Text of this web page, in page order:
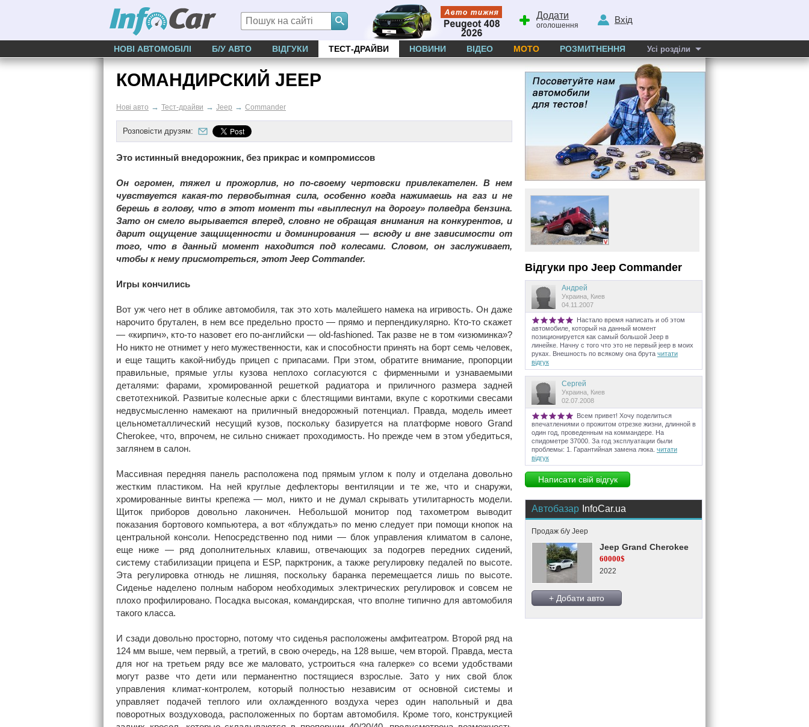
Додати
оголошення
Вхід
НОВІ АВТОМОБІЛІ Б/У АВТО ВІДГУКИ ТЕСТ-ДРАЙВИ НОВИНИ ВІДЕО МОТО РОЗМИТНЕННЯ Усі розділи
КОМАНДИРСКИЙ JEEP
Нові авто → Тест-драйви → Jeep → Commander
Розповісти друзям:
Это истинный внедорожник, без прикрас и компромиссов
Он огромен, тяжел и прожорлив, но по-своему чертовски привлекателен. В нем
чувствуется какая-то первобытная сила, особенно когда нажимаешь на газ и не
берешь в голову, что в этот момент ты «выплеснул на дорогу» полведра бензина.
Зато он смело вырывается вперед, словно не обращая внимания на конкурентов, и
дарит ощущение защищенности и доминирования — всюду и вне зависимости от
того, что в данный момент находится под колесами. Словом, он заслуживает,
чтобы к нему присмотреться, этот Jeep Commander.
Игры кончились
Вот уж чего нет в облике автомобиля, так это хоть малейшего намека на игривость. Он даже
нарочито брутален, в нем все предельно просто — прямо и перпендикулярно. Кто-то скажет
— «кирпич», кто-то назовет его по-английски — old-fashioned. Так разве не в том «изюминка»?
Но никто не отнимет у него мужественности, как и способности принять на борт семь человек,
и еще тащить какой-нибудь прицеп с припасами. При этом, обратите внимание, пропорции
правильные, прямые углы кузова неплохо согласуются с фирменными и узнаваемыми
деталями: фарами, хромированной решеткой радиатора и приличного размера задней
светотехникой. Развитые колесные арки с блестящими винтами, вкупе с короткими свесами
недвусмысленно намекают на приличный внедорожный потенциал. Правда, модель имеет
цельнометаллический несущий кузов, поскольку базируется на платформе нового Grand
Cherokee, что, впрочем, не сильно снижает проходимость. Но прежде чем в этом убедиться,
заглянем в салон.
Массивная передняя панель расположена под прямым углом к полу и отделана довольно
жестким пластиком. На ней круглые дефлекторы вентиляции и те же, что и снаружи,
хромированные винты крепежа — мол, никто и не думал скрывать утилитарность модели.
Щиток приборов довольно лаконичен. Небольшой монитор под тахометром выводит
показания бортового компьютера, а вот «блуждать» по меню следует при помощи кнопок на
центральной консоли. Непосредственно под ними — блок управления климатом в салоне,
еще ниже — ряд дополнительных клавиш, отвечающих за подогрев передних сидений,
систему стабилизации прицепа и ESP, парктроник, а также регулировку педалей по высоте.
Эта регулировка отнюдь не лишняя, поскольку баранка перемещается лишь по высоте.
Сиденье наделено полным набором необходимых электрических регулировок и совсем не
плохо профилировано. Посадка высокая, командирская, что вполне типично для автомобиля
такого класса.
И сзади довольно просторно, потому что сиденья расположены амфитеатром. Второй ряд на
124 мм выше, чем первый, а третий, в свою очередь, на 128 выше, чем второй. Правда, места
для ног на третьем ряду все же маловато, устроиться «на галерке» со всеми удобствами
могут разве что дети или перманентно постящиеся взрослые. Зато у них свой блок
управления климат-контролем, который полностью независим от основной системы и
управляет подачей теплого или охлажденного воздуха через один напольный и два
поворотных воздуховода, расположенных по бортам автомобиля. Кроме того, конструкцией
Відгуки про Jeep Commander
Андрей
Украина, Киев
04.11.2007
Настало время написать и об этом
автомобиле, который на данный момент
позиционируется как самый большой Jeep в
линейке. Начну с того что это не первый jeep в моих
руках. Внешность по всякому она брута читати
відгук
Сергей
Украина, Киев
02.07.2008
Всем привет! Хочу поделиться
впечатлениями о прожитом отрезке жизни, длинной в
один год, проведенным на коммандере. На
спидометре 37000. За год эксплуатации были
проблемы: 1. Гарантийная замена люка. читати
відгук
Написати свій відгук
Автобазар InfoCar.ua
Продаж б/у Jeep
Jeep Grand Cherokee
60000$
2022
+ Добати авто